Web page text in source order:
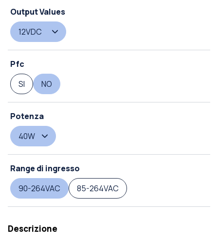
Output Values
12VDC
Pfc
SI
NO
Potenza
40W
Range di ingresso
90-264VAC
85-264VAC
Descrizione